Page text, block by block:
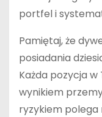
portfel i
Pamiętaj, że
posiadania
Każda pozycja
wynikiem
ryzykiem polega